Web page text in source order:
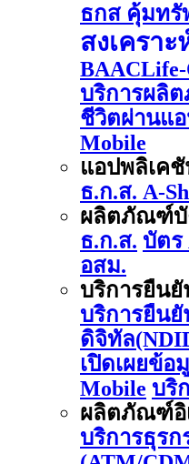
ธกส คุ้มทรั
สงเครา
บริการผลิ
ชีวิตผ่านแ
Mobile
แอปพลิเค
ธ.ก.ส. A-
ผลิตภัณฑ์บั
ธ.ก.ส. บัตร
อสม.
บริการยืน
บริการยืน
ดิจิทัล
เปิดเผยข้
Mobile บริ
ผลิตภัณฑ์อิ
บริการธุร